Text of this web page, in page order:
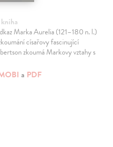
Marka Aurelia (121–180 n. l.)
císařovy fascinující
zkoumá Markovy vztahy s
a PDF